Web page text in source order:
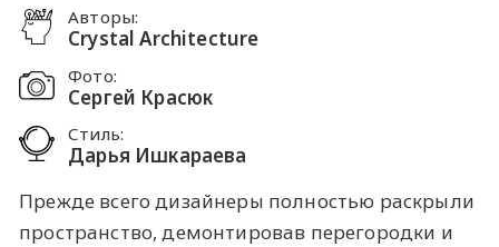
Авторы:
Crystal Architecture
Фото:
Сергей Красюк
Стиль:
Дарья Ишкараева
Прежде всего дизайнеры полностью раскрыли
пространство, демонтировав перегородки и